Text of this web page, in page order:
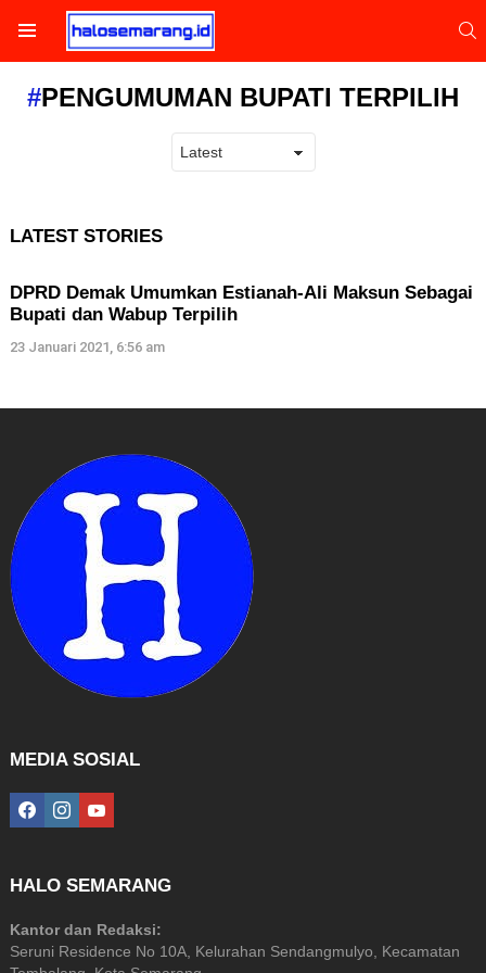
PENGUMUMAN BUPATI TERPILIH
LATEST STORIES
DPRD Demak Umumkan Estianah-Ali Maksun Sebagai
Bupati dan Wabup Terpilih
23 Januari 2021, 6:56 am
MEDIA SOSIAL
facebookinstagramyoutube
HALO SEMARANG
Kantor dan Redaksi:
Seruni Residence No 10A, Kelurahan Sendangmulyo, Kecamatan